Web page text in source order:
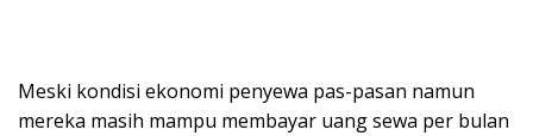
Meski kondisi ekonomi penyewa pas-pasan namun
mereka masih mampu membayar uang sewa per bulan